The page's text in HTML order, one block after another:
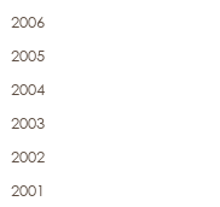
2006
2005
2004
2003
2002
2001